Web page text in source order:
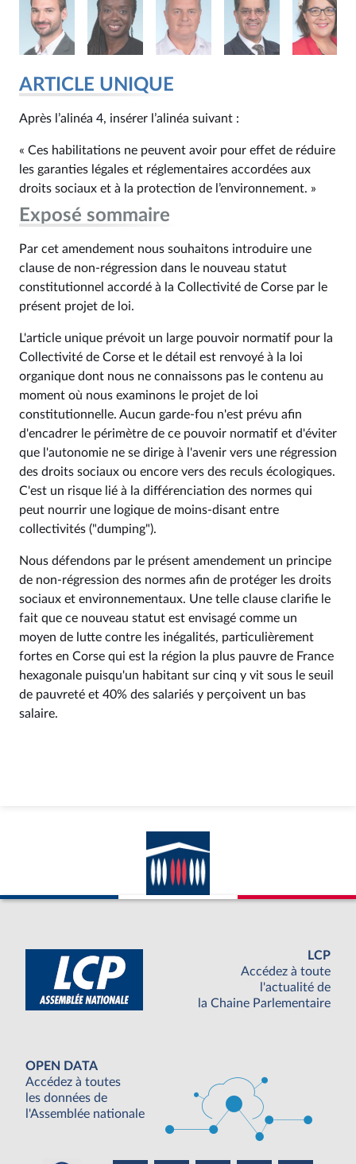
ARTICLE UNIQUE
Après l’alinéa 4, insérer l’alinéa suivant :
« Ces habilitations ne peuvent avoir pour effet de réduire
les garanties légales et réglementaires accordées aux
droits sociaux et à la protection de l’environnement. »
Exposé sommaire
Par cet amendement nous souhaitons introduire une
clause de non-régression dans le nouveau statut
constitutionnel accordé à la Collectivité de Corse par le
présent projet de loi.
L'article unique prévoit un large pouvoir normatif pour la
Collectivité de Corse et le détail est renvoyé à la loi
organique dont nous ne connaissons pas le contenu au
moment où nous examinons le projet de loi
constitutionnelle. Aucun garde-fou n'est prévu afin
d'encadrer le périmètre de ce pouvoir normatif et d'éviter
que l'autonomie ne se dirige à l'avenir vers une régression
des droits sociaux ou encore vers des reculs écologiques.
C'est un risque lié à la différenciation des normes qui
peut nourrir une logique de moins-disant entre
collectivités ("dumping").
Nous défendons par le présent amendement un principe
de non-régression des normes afin de protéger les droits
sociaux et environnementaux. Une telle clause clarifie le
fait que ce nouveau statut est envisagé comme un
moyen de lutte contre les inégalités, particulièrement
fortes en Corse qui est la région la plus pauvre de France
hexagonale puisqu'un habitant sur cinq y vit sous le seuil
de pauvreté et 40% des salariés y perçoivent un bas
salaire.
LCP
Accédez à toute
l'actualité de
la Chaine Parlementaire
OPEN DATA
Accédez à toutes
les données de
l'Assemblée nationale